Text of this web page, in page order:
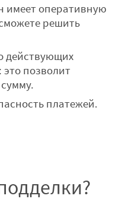
имеет оперативную
решить
действующих
позволит
платежей.